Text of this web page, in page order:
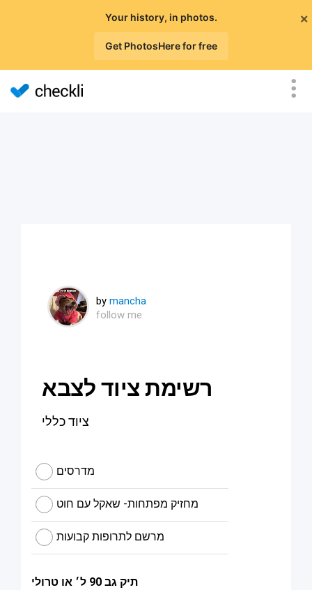
×
Your history, in photos.
Get PhotosHere for free
by mancha
follow me
רשימת ציוד לצבא
ציוד כללי
מדרסים
מחזיק מפתחות- שאקל עם חוט
מרשם לתרופות קבועות
תיק גב 90 ל׳ או טרולי